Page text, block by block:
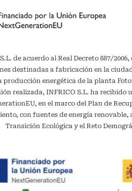
de acuerdo al Real Decreto 887/
destinadas a fabricación en la
producción energética de la planta
realizada, INFRICO S.L. ha recibido
en el marco del Plan de
con fuentes de energía
Transición Ecológica y el Reto